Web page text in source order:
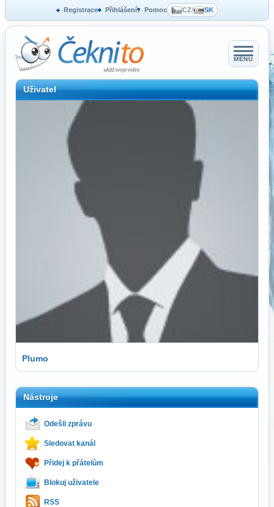
Registrace Přihlášení Pomoc CZ/ SK
MENU
Uživatel
Plumo
Nástroje
Odešli zprávu
Sledovat kanál
Přidej k přátelům
Blokuj uživatele
RSS